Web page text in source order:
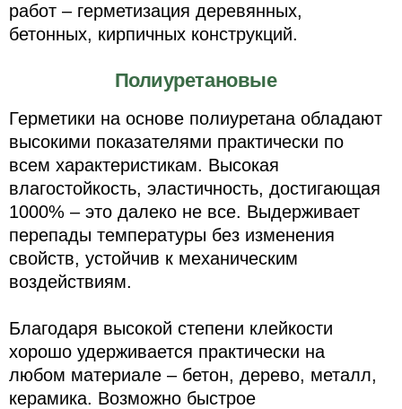
работ – герметизация деревянных,
бетонных, кирпичных конструкций.
Полиуретановые
Герметики на основе полиуретана обладают
высокими показателями практически по
всем характеристикам. Высокая
влагостойкость, эластичность, достигающая
1000% – это далеко не все. Выдерживает
перепады температуры без изменения
свойств, устойчив к механическим
воздействиям.
Благодаря высокой степени клейкости
хорошо удерживается практически на
любом материале – бетон, дерево, металл,
керамика. Возможно быстрое